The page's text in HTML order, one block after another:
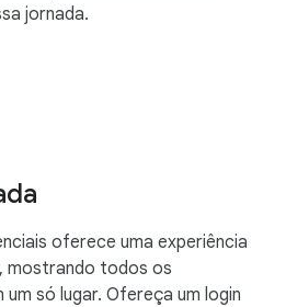
jornada.
oferece uma experiência
mostrando todos os
um só lugar. Ofereça um login